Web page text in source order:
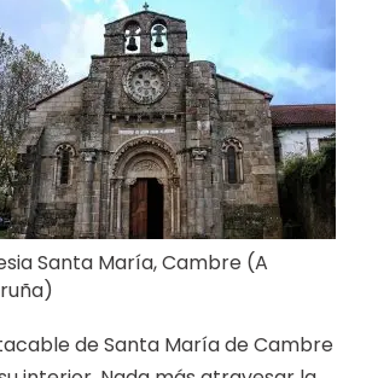
Santa María, Cambre (A
de Santa María de Cambre